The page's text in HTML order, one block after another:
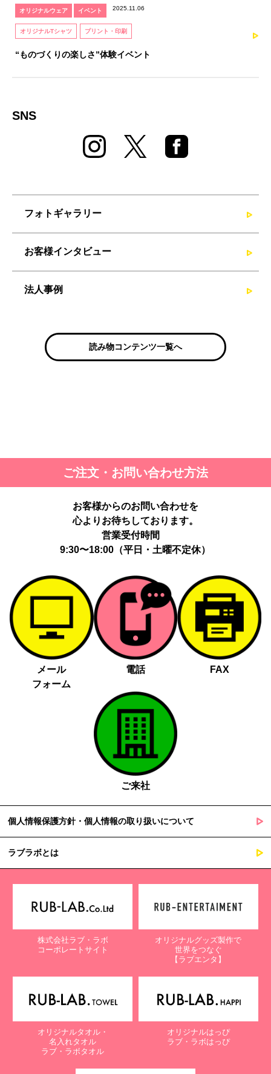
オリジナルウェア イベント 2025.11.06
オリジナルTシャツ プリント・印刷
“ものづくりの楽しさ”体験イベント
SNS
フォトギャラリー
お客様インタビュー
法人事例
読み物コンテンツ一覧へ
ご注文・お問い合わせ方法
お客様からのお問い合わせを
心よりお待ちしております。
営業受付時間
9:30〜18:00（平日・土曜不定休）
メール
フォーム
電話 FAX
ご来社
個人情報保護方針・個人情報の取り扱いについて
ラブラボとは
株式会社ラブ・ラボ
コーポレートサイト
オリジナルグッズ製作で
世界をつなぐ
【ラブエンタ】
オリジナルタオル・
名入れタオル
ラブ・ラボタオル
オリジナルはっぴ
ラブ・ラボはっぴ